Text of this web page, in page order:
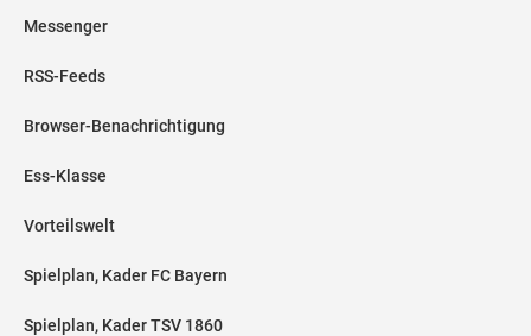
Messenger
RSS-Feeds
Browser-Benachrichtigung
Ess-Klasse
Vorteilswelt
Spielplan, Kader FC Bayern
Spielplan, Kader TSV 1860